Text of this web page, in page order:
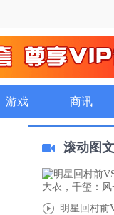
游戏 商讯
滚动图文